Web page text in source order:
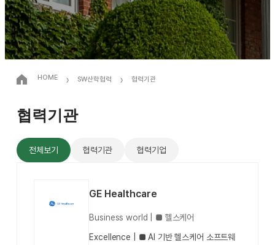
HOME › SW산학협력 › 협력기관
협력기관
전체보기 협력기관 협력기업
GE Healthcare
Business world | ■ 헬스케어
Excellence | ■ AI 기반 헬스케어 소프트웨